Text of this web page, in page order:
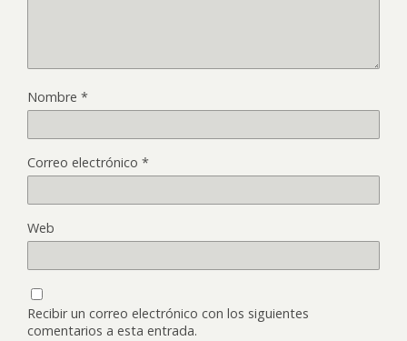
Nombre *
Correo electrónico *
Web
Recibir un correo electrónico con los siguientes
comentarios a esta entrada.